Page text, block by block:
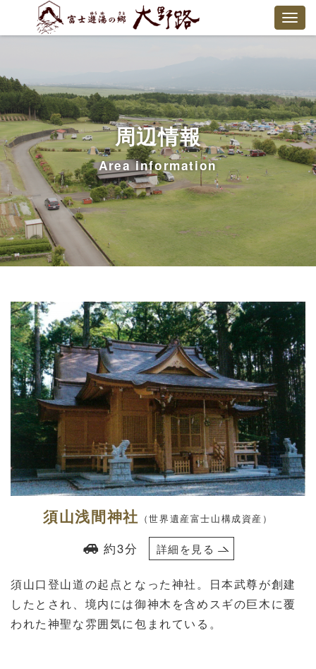
周辺情報
Area information
須山浅間神社 （世界遺産富士山構成資産）
約3分 詳細を見る
須山口登山道の起点となった神社。日本武尊が創建
したとされ、境内には御神木を含めスギの巨木に覆
われた神聖な雰囲気に包まれている。